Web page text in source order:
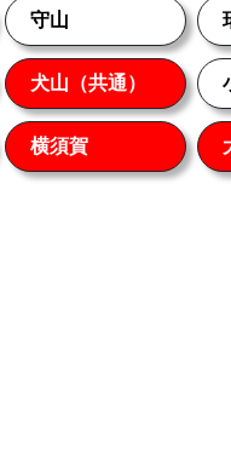
守山
犬山（共通）
横須賀